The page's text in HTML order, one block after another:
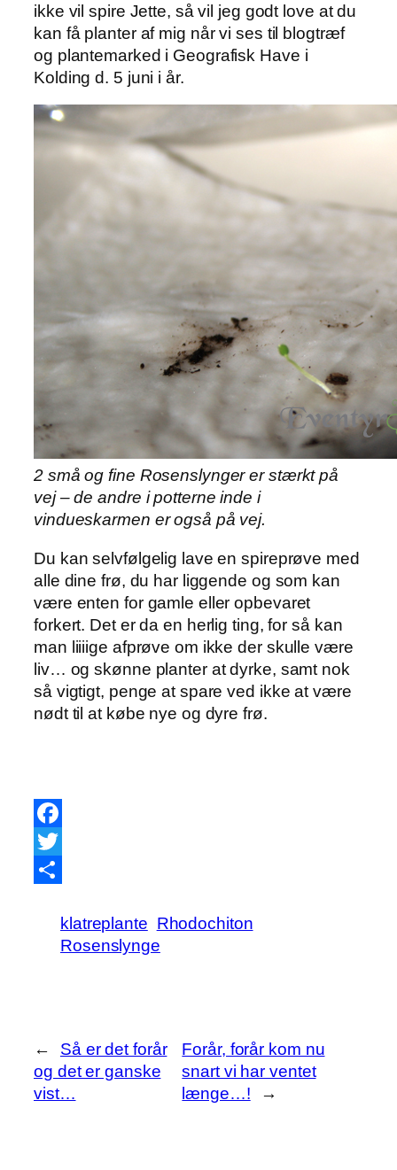
ikke vil spire Jette, så vil jeg godt love at du
kan få planter af mig når vi ses til blogtræf
og plantemarked i Geografisk Have i
Kolding d. 5 juni i år.
2 små og fine Rosenslynger er stærkt på
vej – de andre i potterne inde i
vindueskarmen er også på vej.
Du kan selvfølgelig lave en spireprøve med
alle dine frø, du har liggende og som kan
være enten for gamle eller opbevaret
forkert. Det er da en herlig ting, for så kan
man liiiige afprøve om ikke der skulle være
liv… og skønne planter at dyrke, samt nok
så vigtigt, penge at spare ved ikke at være
nødt til at købe nye og dyre frø.
Facebook
Twitter
klatreplante Rhodochiton
Rosenslynge
←
Så er det forår
og det er ganske
vist…
Forår, forår kom nu
snart vi har ventet
længe…!
→